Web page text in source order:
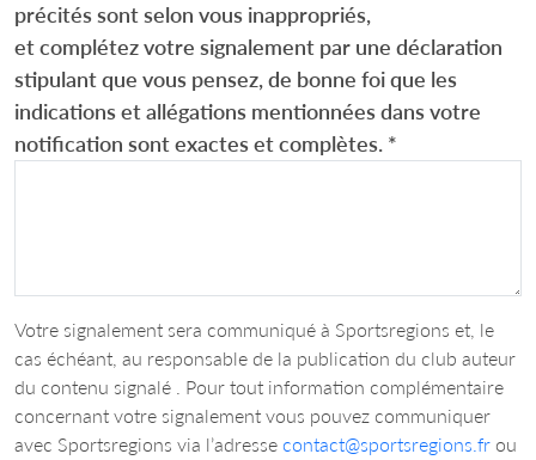
précités sont selon vous inappropriés,
et complétez votre signalement par une déclaration
stipulant que vous pensez, de bonne foi que les
indications et allégations mentionnées dans votre
notification sont exactes et complètes. *
Votre signalement sera communiqué à Sportsregions et, le
cas échéant, au responsable de la publication du club auteur
du contenu signalé . Pour tout information complémentaire
concernant votre signalement vous pouvez communiquer
avec Sportsregions via l’adresse contact@sportsregions.fr ou